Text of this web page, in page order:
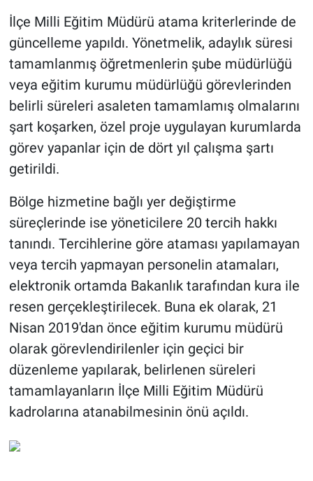
İlçe Milli Eğitim Müdürü atama kriterlerinde de
güncelleme yapıldı. Yönetmelik, adaylık süresi
tamamlanmış öğretmenlerin şube müdürlüğü
veya eğitim kurumu müdürlüğü görevlerinden
belirli süreleri asaleten tamamlamış olmalarını
şart koşarken, özel proje uygulayan kurumlarda
görev yapanlar için de dört yıl çalışma şartı
getirildi.
Bölge hizmetine bağlı yer değiştirme
süreçlerinde ise yöneticilere 20 tercih hakkı
tanındı. Tercihlerine göre ataması yapılamayan
veya tercih yapmayan personelin atamaları,
elektronik ortamda Bakanlık tarafından kura ile
resen gerçekleştirilecek. Buna ek olarak, 21
Nisan 2019'dan önce eğitim kurumu müdürü
olarak görevlendirilenler için geçici bir
düzenleme yapılarak, belirlenen süreleri
tamamlayanların İlçe Milli Eğitim Müdürü
kadrolarına atanabilmesinin önü açıldı.